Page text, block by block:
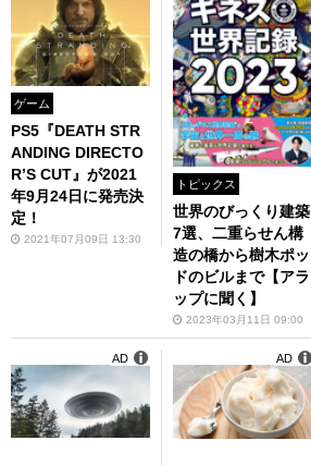
ゲーム
PS5『DEATH STR
ANDING DIRECTO
R’S CUT』が2021
年9月24日に発売決
定！
2021年07月09日 13:30
トピックス
世界のびっくり建築
7選、二重らせん構
造の橋から樹木ポッ
ドのビルまで【アラ
ップに聞く】
2023年03月11日 09:00
AD AD